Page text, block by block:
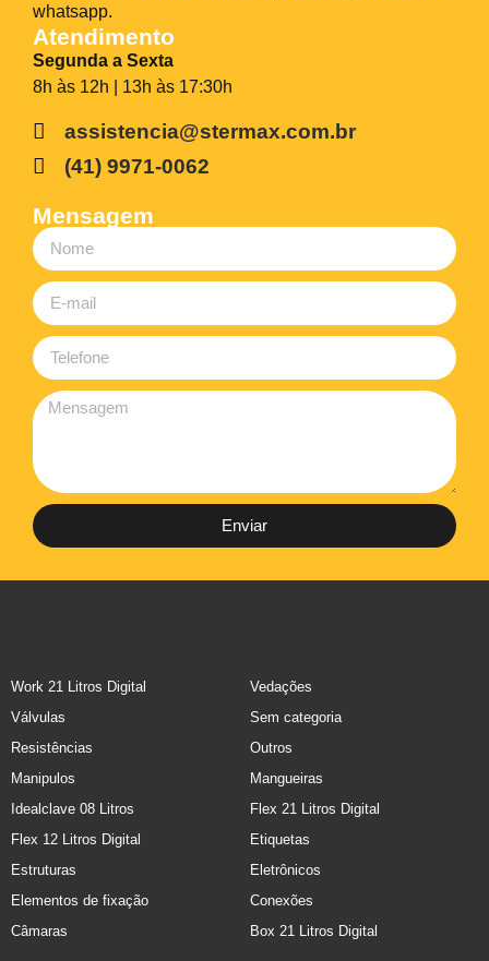
whatsapp.
Atendimento
Segunda a Sexta
8h às 12h | 13h às 17:30h
assistencia@stermax.com.br
(41) 9971-0062
Mensagem
Enviar
Work 21 Litros Digital
Vedações
Válvulas
Sem categoria
Resistências
Outros
Manipulos
Mangueiras
Idealclave 08 Litros
Flex 21 Litros Digital
Flex 12 Litros Digital
Etiquetas
Estruturas
Eletrônicos
Elementos de fixação
Conexões
Câmaras
Box 21 Litros Digital